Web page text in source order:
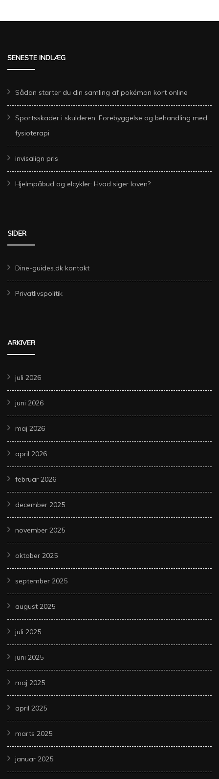
SENESTE INDLÆG
Sådan starter du din samling af pokémon kort online
Sportsskader i skulderen: Forebyggelse og behandling med
fysioterapi
invisalign pris
Hjelmpåbud og elcykler: Hvad siger loven?
SIDER
Dine-guides.dk kontakt
Privatlivspolitik
ARKIVER
juli 2026
juni 2026
maj 2026
april 2026
februar 2026
december 2025
november 2025
oktober 2025
september 2025
august 2025
juli 2025
juni 2025
maj 2025
april 2025
marts 2025
januar 2025